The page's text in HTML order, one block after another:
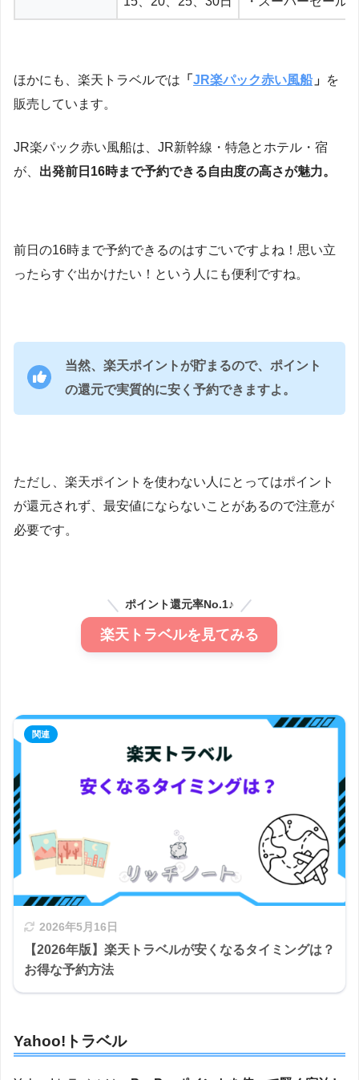
ほかにも、楽天トラベルでは 「 JR楽パック赤い風船 」
を
販売しています。
JR楽パック赤い風船は、JR新幹線・特急とホテル・宿
が、 出発前日16時まで予約できる自由度の高さが魅力。
前日の16時まで予約できるのはすごいですよね！思い立
ったらすぐ出かけたい！という人にも便利ですね。
当然、楽天ポイントが貯まるので、ポイント
の還元で実質的に安く予約できますよ。
ただし、楽天ポイントを使わない人にとってはポイント
が還元されず、最安値にならないことがあるので注意が
必要です。
ポイント還元率No.1♪
楽天トラベルを見てみる
2026年5月16日
【2026年版】楽天トラベルが安くなるタイミングは？
お得な予約方法
Yahoo!トラベル